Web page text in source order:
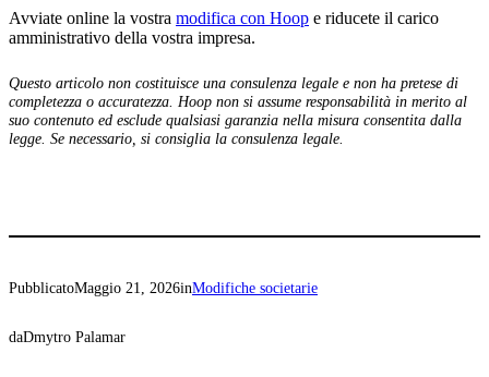
Avviate online la vostra modifica con Hoop e riducete il carico
amministrativo della vostra impresa.
Questo articolo non costituisce una consulenza legale e non ha pretese di
completezza o accuratezza. Hoop non si assume responsabilità in merito al
suo contenuto ed esclude qualsiasi garanzia nella misura consentita dalla
legge. Se necessario, si consiglia la consulenza legale.
PubblicatoMaggio 21, 2026inModifiche societarie
daDmytro Palamar